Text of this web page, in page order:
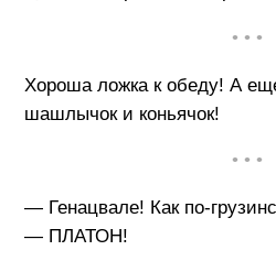
• • •
Хороша ложка к обеду! А
шашлычок и коньячок!
• • •
— Генацвале! Как по-
— ПЛАТОН!